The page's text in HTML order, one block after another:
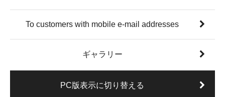
To customers with mobile e-mail addresses
ギャラリー
PC版表示に切り替える